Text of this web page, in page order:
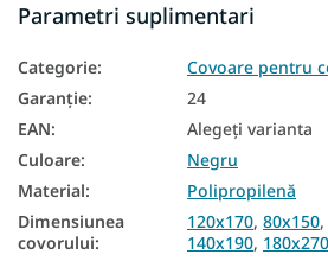
Covoare
Covoare 160x220
Covoare 200x290
Covoare 240x330
Parametri suplimentari
Categorie:
Covoare pentru
Garanţie:
24
EAN:
Alegeţi varianta
Culoare:
Negru
Material:
Polipropilenă
Dimensiunea
covorului:
120x170, 80x150,
140x190, 180x270